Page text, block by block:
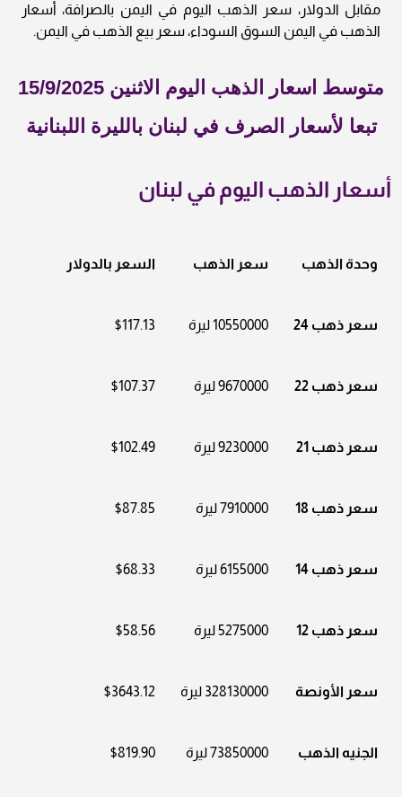
مقابل الدولار، سعر الذهب اليوم في اليمن بالصرافة، أسعار
الذهب في اليمن السوق السوداء، سعر بيع الذهب في اليمن.
متوسط اسعار الذهب اليوم الاثنين 15/9/2025
تبعا لأسعار الصرف في لبنان بالليرة اللبنانية
أسعار الذهب اليوم في لبنان
وحدة الذهب سعر الذهب السعر بالدولار
سعر ذهب 24 10550000 ليرة $117.13
سعر ذهب 22 9670000 ليرة $107.37
سعر ذهب 21 9230000 ليرة $102.49
سعر ذهب 18 7910000 ليرة $87.85
سعر ذهب 14 6155000 ليرة $68.33
سعر ذهب 12 5275000 ليرة $58.56
سعر الأونصة 328130000 ليرة $3643.12
الجنيه الذهب 73850000 ليرة $819.90